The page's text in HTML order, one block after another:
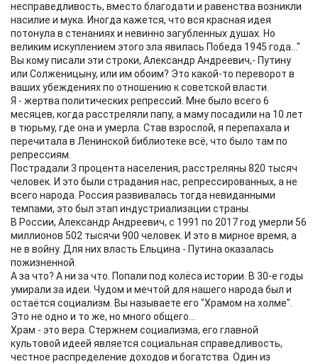
несправедливость, вместо благодати и равенства возникли
насилие и мука. Иногда кажется, что вся красная идея
потонула в стенаниях и невинно загубленных душах. Но
великим искуплением этого зла явилась Победа 1945 года..."
Вы кому писали эти строки, Александр Андреевич,- Путину
или Солженицыну, или им обоим? Это какой-то переворот в
ваших убеждениях по отношению к советской власти.
Я - жертва политических репрессий. Мне было всего 6
месяцев, когда расстреляли папу, а маму посадили на 10 лет
в тюрьму, где она и умерла. Став взрослой, я перепахала и
перечитала в Ленинской библиотеке всё, что было там по
репрессиям.
Пострадали 3 процента населения, расстреляны 820 тысяч
человек. И это были страдания нас, репрессированных, а не
всего народа. Россия развивалась тогда невиданными
темпами, это был этап индустриализации страны.
В России, Александр Андреевич, с 1991 по 2017 год умерли 56
миллионов 502 тысячи 900 человек. И это в мирное время, а
не в войну. Для них власть Ельцина - Путина оказалась
пожизненной.
А за что? А ни за что. Попали под колёса истории. В 30-е годы
умирали за идеи. Чудом и мечтой для нашего народа был и
остаётся социализм. Вы называете его "Храмом на холме".
Это не одно и то же, но много общего...
Храм - это вера. Стержнем социализма, его главной
культовой идеей является социальная справедливость,
честное распределение доходов и богатства. Один из